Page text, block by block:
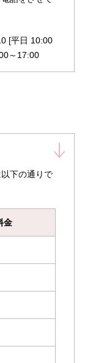
[平日 10:00
～17:00
下の通りで
金